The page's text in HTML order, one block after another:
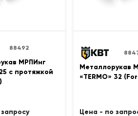
88492
МРПИнг
с протяжкой
Металлорукав
«TERMO» 32
Цена - по